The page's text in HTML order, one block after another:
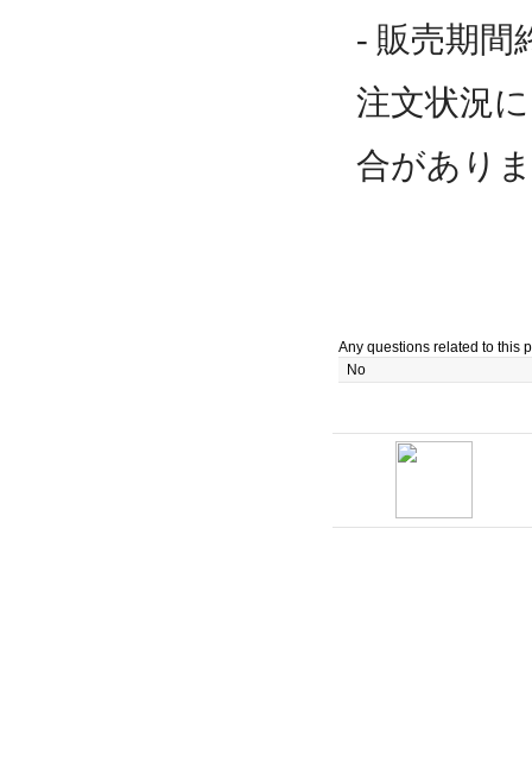
- 販売期間
注文状況
合があり
Any questions related to this
No